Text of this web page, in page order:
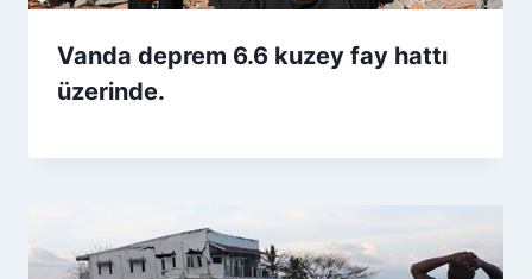
Vanda deprem 6.6 kuzey fay hattı
üzerinde.